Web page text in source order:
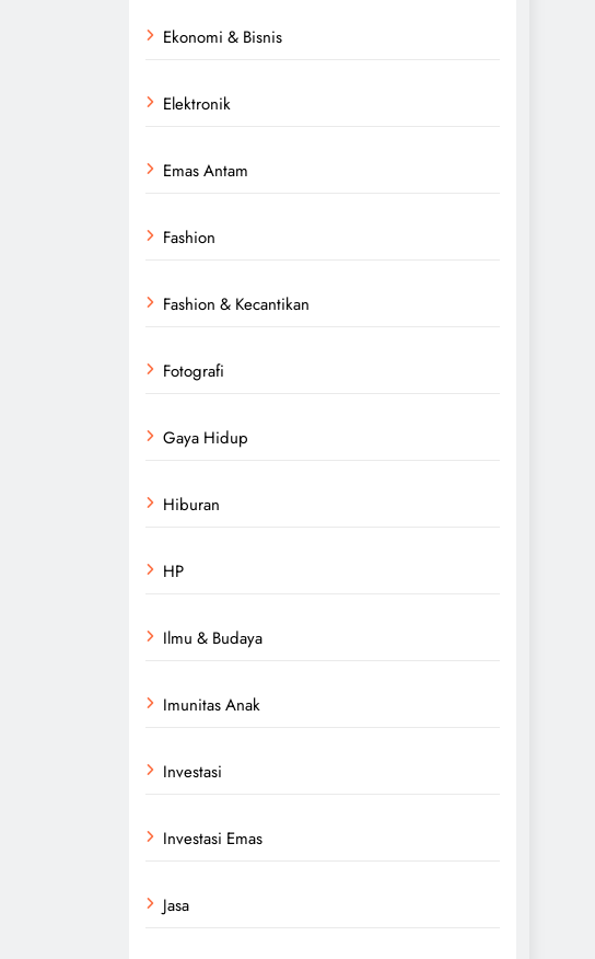
Ekonomi & Bisnis
Elektronik
Emas Antam
Fashion
Fashion & Kecantikan
Fotografi
Gaya Hidup
Hiburan
HP
Ilmu & Budaya
Imunitas Anak
Investasi
Investasi Emas
Jasa